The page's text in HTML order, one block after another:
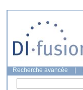
Recherche avancée